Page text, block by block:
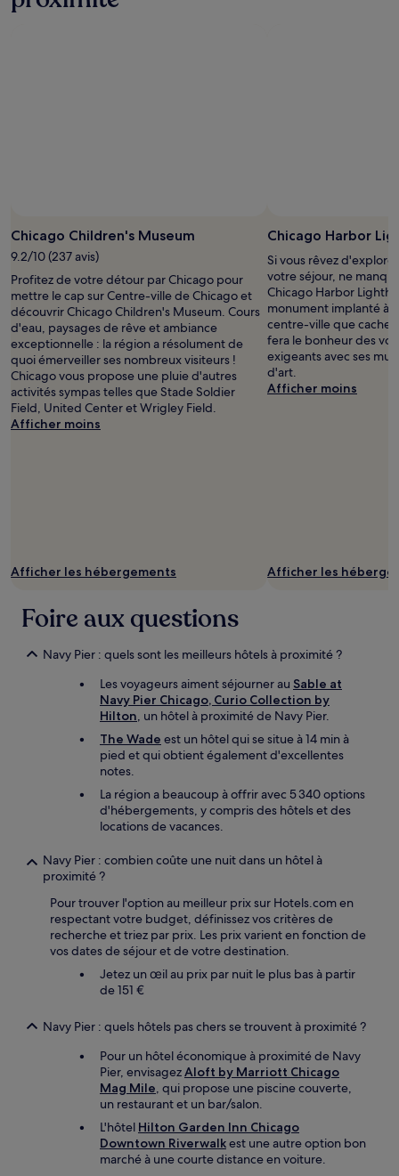
libre
droits
prise
par
daniel
jersey
Chicago Children's Museum
9.2/10 (237 avis)
Profitez de votre détour par Chicago pour
mettre le cap sur Centre-ville de Chicago et
découvrir Chicago Children's Museum. Cours
d'eau, paysages de rêve et ambiance
exceptionnelle : la région a résolument de
quoi émerveiller ses nombreux visiteurs !
Chicago vous propose une pluie d'autres
activités sympas telles que Stade Soldier
Field, United Center et Wrigley Field.
Afficher moins
Afficher les hébergements
Chicago Harbor
Si vous rêvez
votre séjour, ne
Chicago Harbor
monument implanté à
centre-ville que cache
fera le bonheur des
exigeants avec ses
d'art.
Afficher moins
Afficher les
Foire aux questions
Navy Pier : quels sont les meilleurs hôtels à proximité ?
Les voyageurs aiment séjourner au Sable at
Navy Pier Chicago, Curio Collection by
Hilton, un hôtel à proximité de Navy Pier.
The Wade est un hôtel qui se situe à 14 min à
pied et qui obtient également d'excellentes
notes.
La région a beaucoup à offrir avec 5 340 options
d'hébergements, y compris des hôtels et des
locations de vacances.
Navy Pier : combien coûte une nuit dans un hôtel à
proximité ?
Pour trouver l'option au meilleur prix sur Hotels.com en
respectant votre budget, définissez vos critères de
recherche et triez par prix. Les prix varient en fonction de
vos dates de séjour et de votre destination.
Jetez un œil au prix par nuit le plus bas à partir
de 151 €
Navy Pier : quels hôtels pas chers se trouvent à proximité ?
Pour un hôtel économique à proximité de Navy
Pier, envisagezAloft by Marriott Chicago
Mag Mile, qui propose une piscine couverte,
un restaurant et un bar/salon.
L'hôtel Hilton Garden Inn Chicago
Downtown Riverwalkest une autre option bon
marché à une courte distance en voiture.